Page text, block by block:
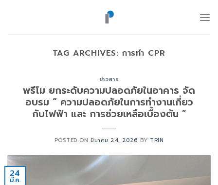
TAG ARCHIVES: การทำ CPR
ข่าวสาร
พรีโม ยกระดับความปลอดภัยในอาคาร จัด
อบรม “ ความปลอดภัยในการทำงานเกี่ยว
กับไฟฟ้า และ การช่วยเหลือเบื้องต้น ”
POSTED ONมีนาคม 24, 2026 BY TRIN
24
มี.ค.